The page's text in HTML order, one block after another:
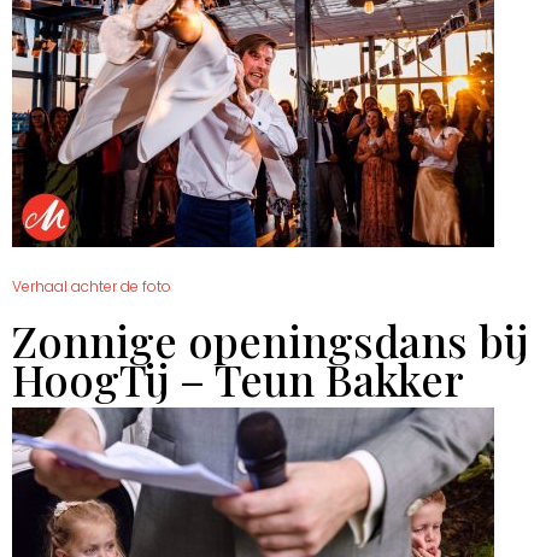
Verhaal achter de foto
Zonnige openingsdans bij
HoogTij – Teun Bakker